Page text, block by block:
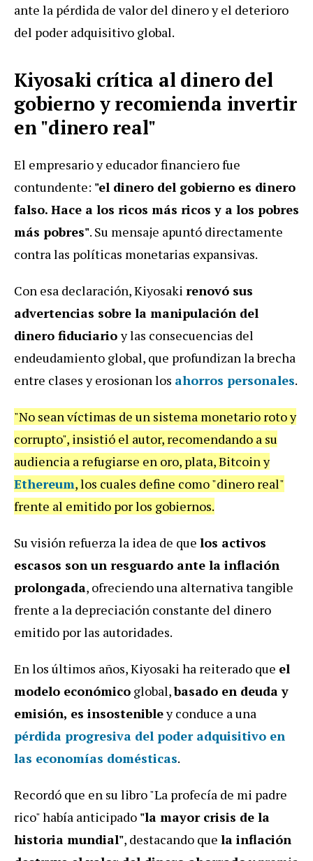
ante la pérdida de valor del dinero y el deterioro
del poder adquisitivo global.
Kiyosaki crítica al dinero del
gobierno y recomienda invertir
en "dinero real"
El empresario y educador financiero fue
contundente: "el dinero del gobierno es dinero
falso. Hace a los ricos más ricos y a los pobres
más pobres". Su mensaje apuntó directamente
contra las políticas monetarias expansivas.
Con esa declaración, Kiyosaki renovó sus
advertencias sobre la manipulación del
dinero fiduciarioy las consecuencias del
endeudamiento global, que profundizan la brecha
entre clases y erosionan los ahorros personales.
"No sean víctimas de un sistema monetario roto y
corrupto", insistió el autor, recomendando a su
audiencia a refugiarse en oro, plata, Bitcoin y
Ethereum, los cuales define como "dinero real"
frente al emitido por los gobiernos.
Su visión refuerza la idea de que los activos
escasos son un resguardo ante la inflación
prolongada, ofreciendo una alternativa tangible
frente a la depreciación constante del dinero
emitido por las autoridades.
En los últimos años, Kiyosaki ha reiterado que el
modelo económico global,basado en deuda y
emisión, es insostenibley conduce a una
pérdida progresiva del poder adquisitivo en
las economías domésticas.
Recordó que en su libro "La profecía de mi padre
rico" había anticipado "la mayor crisis de la
historia mundial", destacando que la inflación